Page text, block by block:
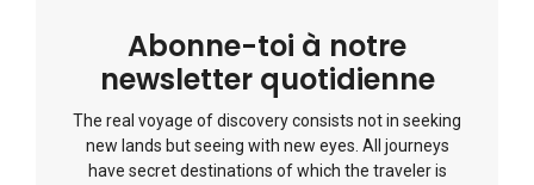
Abonne-toi à notre
newsletter quotidienne
The real voyage of discovery consists not in seeking
new lands but seeing with new eyes. All journeys
have secret destinations of which the traveler is